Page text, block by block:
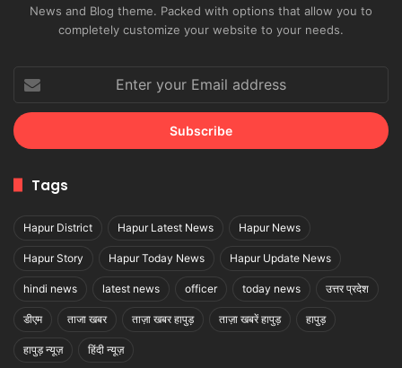
News and Blog theme. Packed with options that allow you to
completely customize your website to your needs.
your
Email
address
Tags
Hapur District Hapur Latest News Hapur News
Hapur Story Hapur Today News Hapur Update News
hindi news latest news officer today news उत्तर प्रदेश
डीएम ताजा खबर ताज़ा खबर हापुड़ ताज़ा खबरें हापुड़ हापुड़
हापुड़ न्यूज़ हिंदी न्यूज़